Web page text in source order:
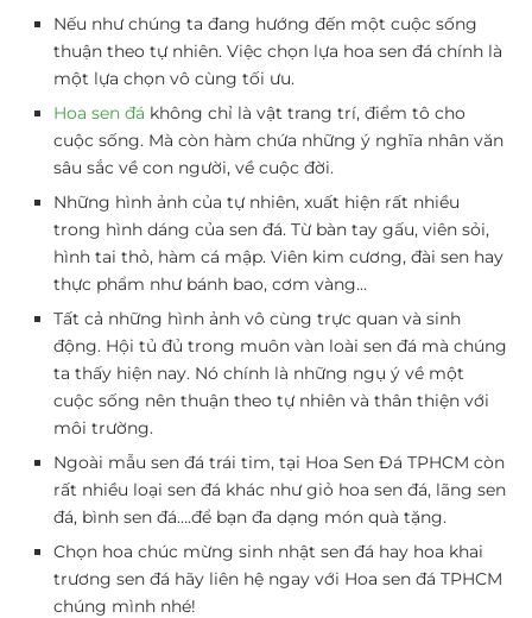
Nếu như chúng ta đang hướng đến một cuộc sống
thuận theo tự nhiên. Việc chọn lựa hoa sen đá chính là
một lựa chọn vô cùng tối ưu.
Hoa sen đá không chỉ là vật trang trí, điểm tô cho
cuộc sống. Mà còn hàm chứa những ý nghĩa nhân văn
sâu sắc về con người, về cuộc đời.
Những hình ảnh của tự nhiên, xuất hiện rất nhiều
trong hình dáng của sen đá. Từ bàn tay gấu, viên sỏi,
hình tai thỏ, hàm cá mập. Viên kim cương, đài sen hay
thực phẩm như bánh bao, cơm vàng…
Tất cả những hình ảnh vô cùng trực quan và sinh
động. Hội tủ đủ trong muôn vàn loài sen đá mà chúng
ta thấy hiện nay. Nó chính là những ngụ ý về một
cuộc sống nên thuận theo tự nhiên và thân thiện với
môi trường.
Ngoài mẫu sen đá trái tim, tại Hoa Sen Đá TPHCM còn
rất nhiều loại sen đá khác như giỏ hoa sen đá, lãng sen
đá, bình sen đá….để bạn đa dạng món quà tặng.
Chọn hoa chúc mừng sinh nhật sen đá hay hoa khai
trương sen đá hãy liên hệ ngay với Hoa sen đá TPHCM
chúng mình nhé!